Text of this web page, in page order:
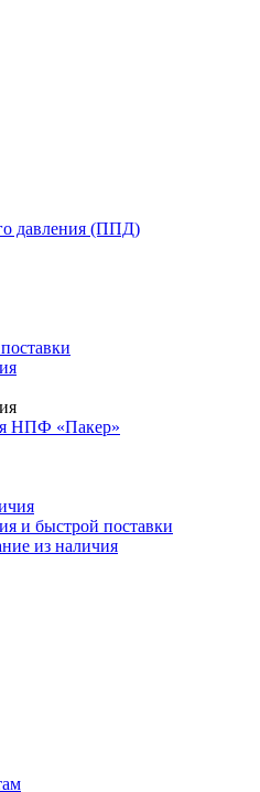
давления (ППД)
и быстрой поставки